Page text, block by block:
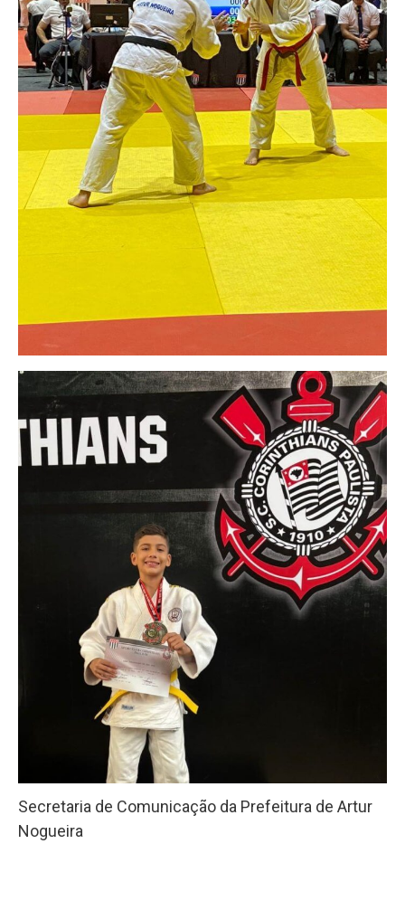
Secretaria de Comunicação da Prefeitura de Artur
Nogueira